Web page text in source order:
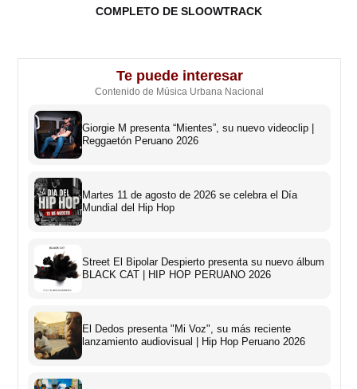
COMPLETO DE SLOOWTRACK
Te puede interesar
Contenido de Música Urbana Nacional
Giorgie M presenta “Mientes”, su nuevo videoclip |
Reggaetón Peruano 2026
Martes 11 de agosto de 2026 se celebra el Día
Mundial del Hip Hop
Street El Bipolar Despierto presenta su nuevo álbum
BLACK CAT | HIP HOP PERUANO 2026
El Dedos presenta "Mi Voz", su más reciente
lanzamiento audiovisual | Hip Hop Peruano 2026